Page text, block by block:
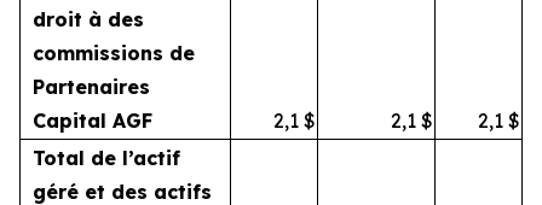
droit à des
commissions de
Partenaires
Capital AGF
2,1 $ 2,1 $ 2,1 $
Total de l’actif
géré et des actifs